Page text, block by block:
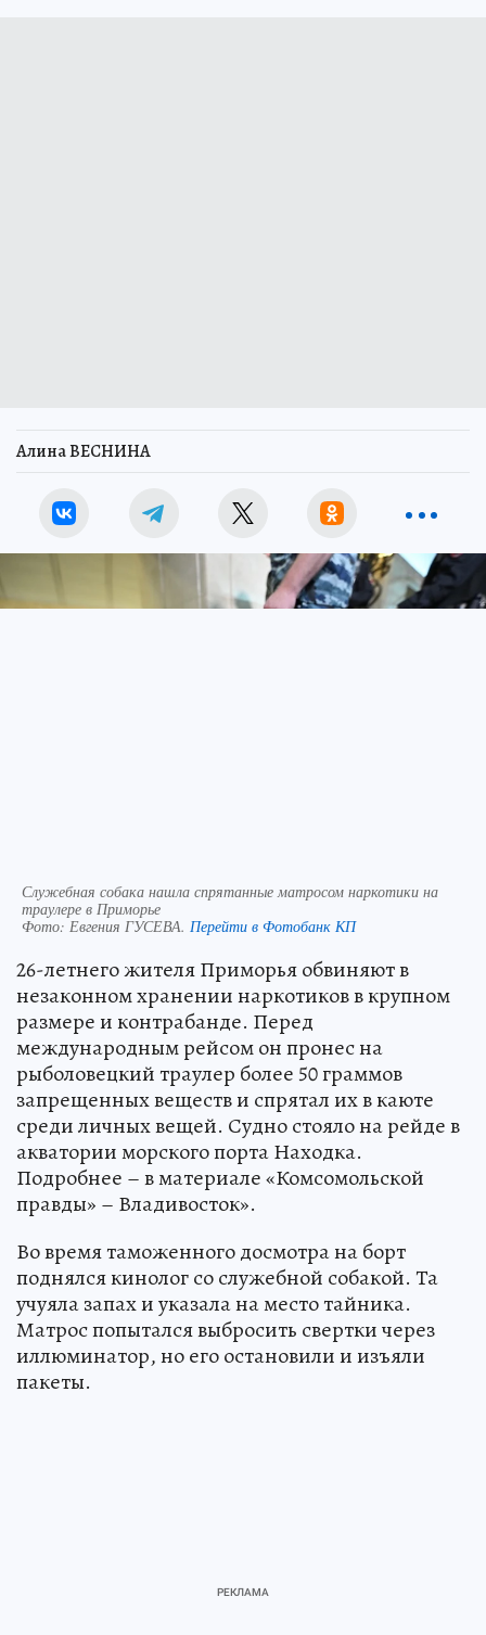
Алина ВЕСНИНА
Служебная собака нашла спрятанные матросом наркотики на
траулере в Приморье
Фото: Евгения ГУСЕВА. Перейти в Фотобанк КП
26-летнего жителя Приморья обвиняют в
незаконном хранении наркотиков в крупном
размере и контрабанде. Перед
международным рейсом он пронес на
рыболовецкий траулер более 50 граммов
запрещенных веществ и спрятал их в каюте
среди личных вещей. Судно стояло на рейде в
акватории морского порта Находка.
Подробнее – в материале «Комсомольской
правды» – Владивосток».
Во время таможенного досмотра на борт
поднялся кинолог со служебной собакой. Та
учуяла запах и указала на место тайника.
Матрос попытался выбросить свертки через
иллюминатор, но его остановили и изъяли
пакеты.